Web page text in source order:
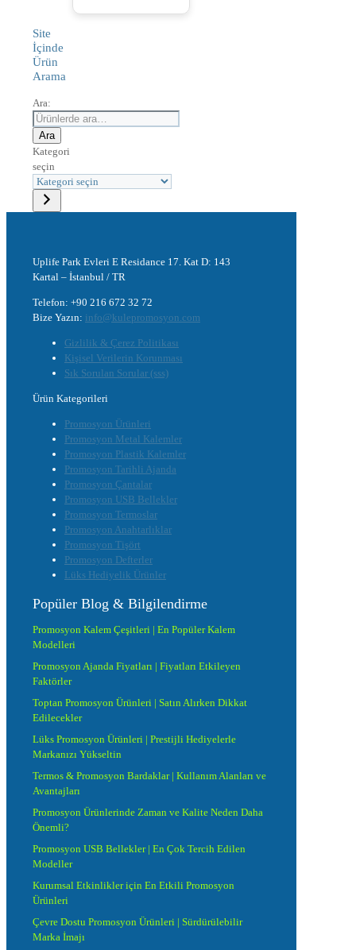
Site
İçinde
Ürün
Arama
Ara:
Ara
Kategori
seçin
Uplife Park Evleri E Residance 17. Kat D: 143
Kartal – İstanbul / TR
Telefon: +90 216 672 32 72
Bize Yazın: info@kulepromosyon.com
Gizlilik & Çerez Politikası
Kişisel Verilerin Korunması
Sık Sorulan Sorular (sss)
Ürün Kategorileri
Promosyon Ürünleri
Promosyon Metal Kalemler
Promosyon Plastik Kalemler
Promosyon Tarihli Ajanda
Promosyon Çantalar
Promosyon USB Bellekler
Promosyon Termoslar
Promosyon Anahtarlıklar
Promosyon Tişört
Promosyon Defterler
Lüks Hediyelik Ürünler
Popüler Blog & Bilgilendirme
Promosyon Kalem Çeşitleri | En Popüler Kalem
Modelleri
Promosyon Ajanda Fiyatları | Fiyatları Etkileyen
Faktörler
Toptan Promosyon Ürünleri | Satın Alırken Dikkat
Edilecekler
Lüks Promosyon Ürünleri | Prestijli Hediyelerle
Markanızı Yükseltin
Termos & Promosyon Bardaklar | Kullanım Alanları ve
Avantajları
Promosyon Ürünlerinde Zaman ve Kalite Neden Daha
Önemli?
Promosyon USB Bellekler | En Çok Tercih Edilen
Modeller
Kurumsal Etkinlikler için En Etkili Promosyon
Ürünleri
Çevre Dostu Promosyon Ürünleri | Sürdürülebilir
Marka İmajı